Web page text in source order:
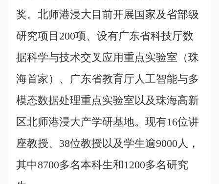
奖。北师港浸大目前开展国家及省部级
研究项目200项、设有广东省科技厅数
据科学与技术交叉应用重点实验室（珠
海首家）、广东省教育厅人工智能与多
模态数据处理重点实验室以及珠海高新
区北师港浸大产学研基地。现有16位讲
座教授、38位教授以及学生逾9000人，
其中8700多名本科生和1200多名研究